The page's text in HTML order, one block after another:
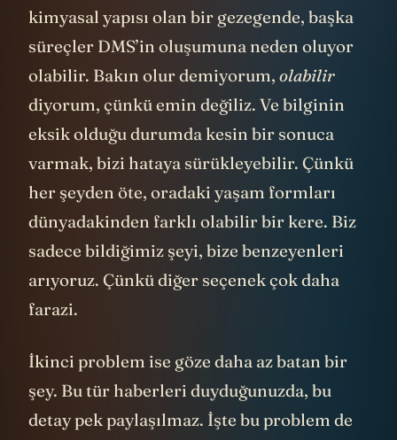
kimyasal yapısı olan bir gezegende, başka
süreçler DMS’in oluşumuna neden oluyor
olabilir. Bakın olur demiyorum, olabilir
diyorum, çünkü emin değiliz. Ve bilginin
eksik olduğu durumda kesin bir sonuca
varmak, bizi hataya sürükleyebilir. Çünkü
her şeyden öte, oradaki yaşam formları
dünyadakinden farklı olabilir bir kere. Biz
sadece bildiğimiz şeyi, bize benzeyenleri
arıyoruz. Çünkü diğer seçenek çok daha
farazi.
İkinci problem ise göze daha az batan bir
şey. Bu tür haberleri duyduğunuzda, bu
detay pek paylaşılmaz. İşte bu problem de